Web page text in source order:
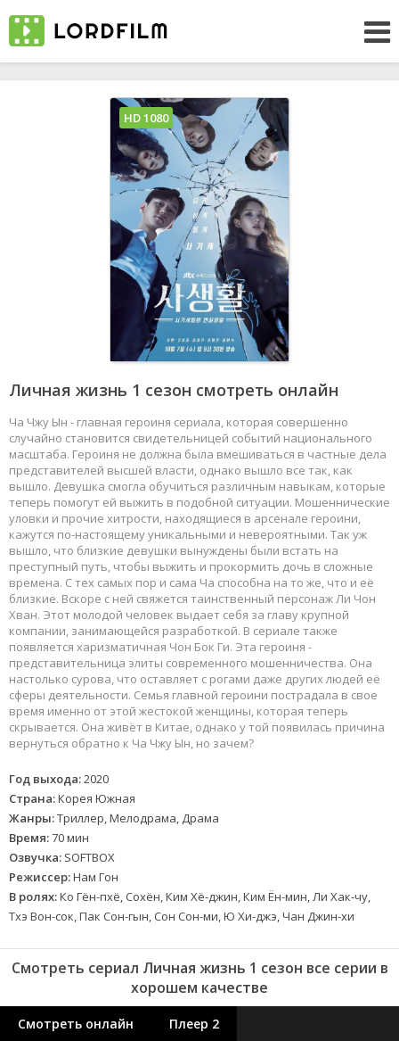
Личная жизнь 1 сезон смотреть онлайн
Ча Чжу Ын - главная героиня сериала, которая совершенно
случайно становится свидетельницей событий национального
масштаба. Героиня не должна была вмешиваться в частные дела
представителей высшей власти, однако вышло все так, как
вышло. Девушка смогла обучиться различным навыкам, которые
теперь помогут ей выжить в подобной ситуации. Мошеннические
уловки и прочие хитрости, находящиеся в арсенале героини,
кажутся по-настоящему уникальными и невероятными. Так уж
вышло, что близкие девушки вынуждены были встать на
преступный путь, чтобы выжить и прокормить дочь в сложные
времена. С тех самых пор и сама Ча способна на то же, что и её
близкие. Вскоре с ней свяжется таинственный персонаж Ли Чон
Хван. Этот молодой человек выдает себя за главу крупной
компании, занимающейся разработкой. В сериале также
появляется харизматичная Чон Бок Ги. Эта героиня -
представительница элиты современного мошенничества. Она
настолько сурова, что оставляет с рогами даже других людей её
сферы деятельности. Семья главной героини пострадала в свое
время именно от этой жестокой женщины, которая теперь
скрывается. Она живёт в Китае, однако у той появилась причина
вернуться обратно к Ча Чжу Ын, но зачем?
Год выхода:2020
Страна:Корея Южная
Жанры:Триллер, Мелодрама, Драма
Время:70 мин
Озвучка: SOFTBOX
Режиссер:Нам Гон
В ролях:Ко Гён-пхё, Сохён, Ким Хё-джин, Ким Ён-мин, Ли Хак-чу,
Тхэ Вон-сок, Пак Сон-гын, Сон Сон-ми, Ю Хи-джэ, Чан Джин-хи
HD 1080
Смотреть сериал Личная жизнь 1 сезон все серии в
хорошем качестве
Смотреть онлайн Плеер 2